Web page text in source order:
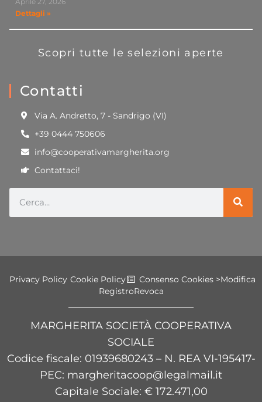
Dettagli »
Scopri tutte le selezioni aperte
Contatti
Via A. Andretto, 7 - Sandrigo (VI)
+39 0444 750606
info@cooperativamargherita.org
Contattaci!
Privacy Policy Cookie Policy Consenso Cookies >Modifica
RegistroRevoca
MARGHERITA SOCIETÀ COOPERATIVA
SOCIALE
Codice fiscale: 01939680243 – N. REA VI-195417-
PEC: margheritacoop@legalmail.it
Capitale Sociale: € 172.471,00